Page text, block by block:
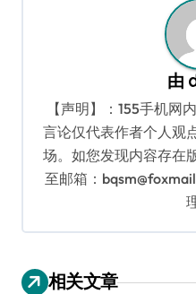
由
【声明】：155手机网
言论仅代表作者个人观
场。如您发现内容存在
至邮箱：
相关文章